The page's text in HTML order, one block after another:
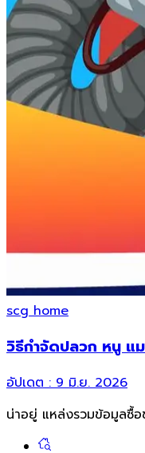
scg home
วิธีกำจัดปลวก หนู แ
อัปเดต : 9 มิ.ย. 2026
น่าอยู่ แหล่งรวมข้อมูลซื้อ